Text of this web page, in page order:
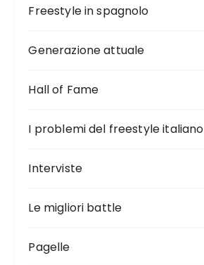
Freestyle in spagnolo
Generazione attuale
Hall of Fame
I problemi del freestyle italiano
Interviste
Le migliori battle
Pagelle